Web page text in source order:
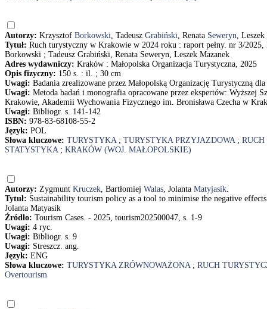
Autorzy: Krzysztof Borkowski, Tadeusz Grabiński, Renata Seweryn, Leszek
Tytuł: Ruch turystyczny w Krakowie w 2024 roku : raport pełny. nr 3/
Borkowski ; Tadeusz Grabiński, Renata Seweryn, Leszek Mazanek
Adres wydawniczy: Kraków : Małopolska Organizacja Turystyczna, 2025
Opis fizyczny: 150 s. : il. ; 30 cm
Uwagi: Badania zrealizowane przez Małopolską Organizację Turystyczną
Uwagi: Metoda badań i monografia opracowane przez ekspertów:
Krakowie, Akademii Wychowania Fizycznego im. Bronisława Czecha w
Uwagi: Bibliogr. s. 141-142
ISBN: 978-83-68108-55-2
Język: POL
Słowa kluczowe: TURYSTYKA; TURYSTYKA PRZYJAZDOWA;
STATYSTYKA; KRAKÓW (WOJ. MAŁOPOLSKIE)
Autorzy: Zygmunt Kruczek, Bartłomiej Walas, Jolanta Matyjasik.
Tytuł: Sustainability tourism policy as a tool to minimise the negative
Jolanta Matyasik
Źródło: Tourism Cases. - 2025, tourism202500047, s. 1-9
Uwagi: 4 ryc.
Uwagi: Bibliogr. s. 9
Uwagi: Streszcz. ang.
Język: ENG
Słowa kluczowe: TURYSTYKA ZRÓWNOWAŻONA; RUCH
Overtourism